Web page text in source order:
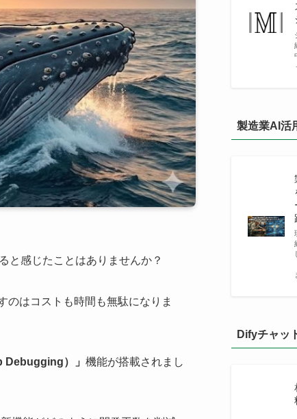
と感じたことはありませんか？
のはコストも時間も無駄になりま
Debugging）」 機能が搭載されまし
製造業AI活
Difyチャッ